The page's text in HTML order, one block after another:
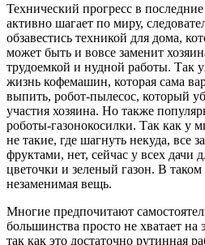
Технический прогресс в
активно шагает по миру,
обзавестись техникой для дома,
может быть и вовсе заменит
трудоемкой и нудной работы. Так
жизнь кофемашин, которая сама
выпить, робот-пылесос, который
участия хозяина. Но также
роботы-газонокосилки. Так как у
не такие, где шагнуть некуда, все
фруктами, нет, сейчас у всех дачи
цветочки и зеленый газон. В таком
незаменимая вещь.
Многие предпочитают
большинства просто не хватает на
так как это достаточно рутинная